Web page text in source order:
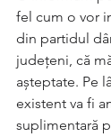
fel cum o vor
din partidul
județeni, că
așteptate. Pe
existent va fi
suplimentară